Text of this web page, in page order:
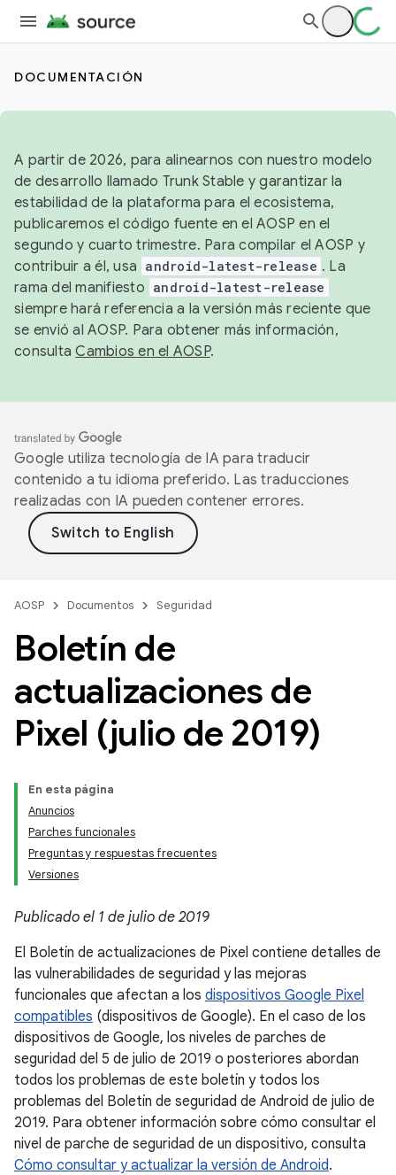
DOCUMENTACIÓN
A partir de 2026, para alinearnos con nuestro modelo
de desarrollo llamado Trunk Stable y garantizar la
estabilidad de la plataforma para el ecosistema,
publicaremos el código fuente en el AOSP en el
segundo y cuarto trimestre. Para compilar el AOSP y
contribuir a él, usa android-latest-release . La
rama del manifiesto android-latest-release
siempre hará referencia a la versión más reciente que
se envió al AOSP. Para obtener más información,
consultaCambios en el AOSP.
Google utiliza tecnología de IA para traducir
contenido a tu idioma preferido. Las traducciones
realizadas con IA pueden contener errores.
AOSP Documentos Seguridad
Boletín de
actualizaciones de
Pixel (julio de 2019)
En esta página
Anuncios
Parches funcionales
Preguntas y respuestas frecuentes
Versiones
Publicado el 1 de julio de 2019
El Boletín de actualizaciones de Pixel contiene detalles de
las vulnerabilidades de seguridad y las mejoras
funcionales que afectan a los dispositivos Google Pixel
compatibles (dispositivos de Google). En el caso de los
dispositivos de Google, los niveles de parches de
seguridad del 5 de julio de 2019 o posteriores abordan
todos los problemas de este boletín y todos los
problemas del Boletín de seguridad de Android de julio de
2019. Para obtener información sobre cómo consultar el
nivel de parche de seguridad de un dispositivo, consulta
Cómo consultar y actualizar la versión de Android.